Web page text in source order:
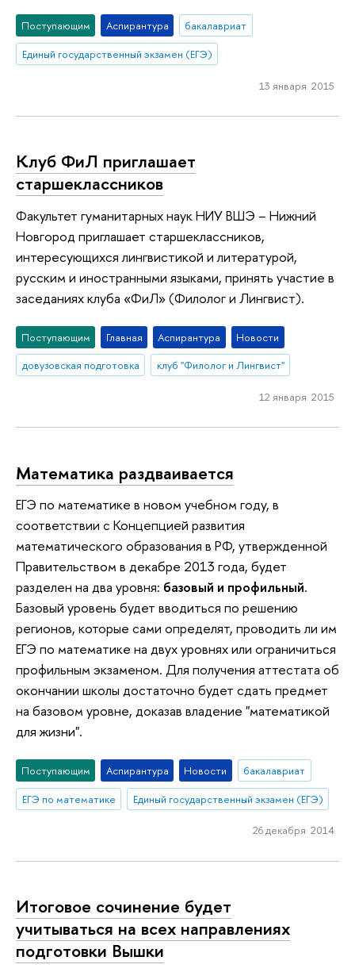
Поступающим Аспирантура
бакалавриат
Единый государственный экзамен (ЕГЭ)
13 января 2015
Клуб ФиЛ приглашает
старшеклассников
Факультет гуманитарных наук НИУ ВШЭ – Нижний
Новгород приглашает старшеклассников,
интересующихся лингвистикой и литературой,
русским и иностранными языками, принять участие в
заседаниях клуба «ФиЛ» (Филолог и Лингвист).
Поступающим Главная Аспирантура
Новости
довузовская подготовка
клуб "Филолог и Лингвист"
12 января 2015
Математика раздваивается
ЕГЭ по математике в новом учебном году, в
соответствии с Концепцией развития
математического образования в РФ, утвержденной
Правительством в декабре 2013 года, будет
разделен на два уровня: базовый и профильный.
Базовый уровень будет вводиться по решению
регионов, которые сами определят, проводить ли им
ЕГЭ по математике на двух уровнях или ограничиться
профильным экзаменом. Для получения аттестата об
окончании школы достаточно будет сдать предмет
на базовом уровне, доказав владение "математикой
для жизни".
Поступающим Аспирантура Новости
бакалавриат
ЕГЭ по математике
Единый государственный экзамен (ЕГЭ)
26 декабря 2014
Итоговое сочинение будет
учитываться на всех направлениях
подготовки Вышки